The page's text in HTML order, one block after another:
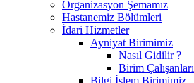
Organizasyon Şemamız
Hastanemiz Bölümleri
İdari Hizmetler
Ayniyat Birimimiz
Nasıl Gidilir ?
Birim Çalışanları
Bilgi İşlem Birimimiz